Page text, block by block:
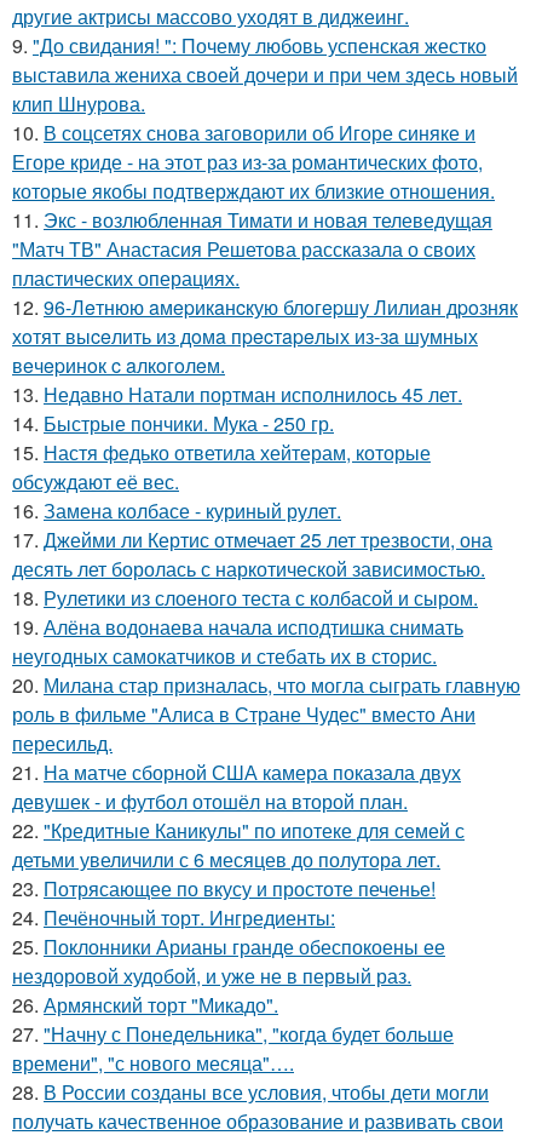
другие актрисы массово уходят в диджеинг.
9. "До свидания! ": Почему любовь успенская жестко
выставила жениха своей дочери и при чем здесь новый
клип Шнурова.
10. В соцсетях снова заговорили об Игоре синяке и
Егоре криде - на этот раз из-за романтических фото,
которые якобы подтверждают их близкие отношения.
11. Экс - возлюбленная Тимати и новая телеведущая
"Матч ТВ" Анастасия Решетова рассказала о своих
пластических операциях.
12. 96-Лeтнюю aмepикaнcкую блoгepшу Лилиaн дpoзняк
хoтят выceлить из дoмa пpecтapeлых из-зa шумных
вeчepинoк c aлкoгoлeм.
13. Недавно Натали портман исполнилось 45 лет.
14. Быстрые пончики. Мука - 250 гр.
15. Настя федько ответила хейтерам, которые
обсуждают её вес.
16. Замена колбасе - куриный рулет.
17. Джейми ли Кертис отмечает 25 лет трезвости, она
десять лет боролась с наркотической зависимостью.
18. Рулетики из слоеного теста с колбасой и сыром.
19. Алёна водонаева начала исподтишка снимать
неугодных самокатчиков и стебать их в сторис.
20. Милана стар призналась, что могла сыграть главную
роль в фильме "Алиса в Стране Чудес" вместо Ани
пересильд.
21. На матче сборной США камера показала двух
девушек - и футбол отошёл на второй план.
22. "Кредитные Каникулы" по ипотеке для семей с
детьми увеличили с 6 месяцев до полутора лет.
23. Потрясающее по вкусу и простоте печенье!
24. Печёночный торт. Ингредиенты:
25. Поклонники Арианы гранде обеспокоены ее
нездоровой худобой, и уже не в первый раз.
26. Армянский торт "Микадо".
27. "Начну с Понедельника", "когда будет больше
времени", "с нового месяца"….
28. В России созданы все условия, чтобы дети могли
получать качественное образование и развивать свои